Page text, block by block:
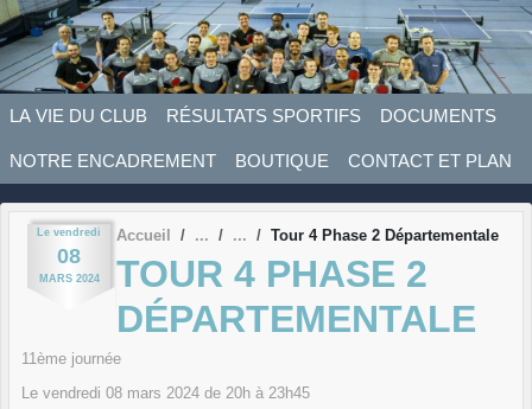
LA VIE DU CLUB RÉSULTATS SPORTIFS DOCUMENTS
NOTRE ENCADREMENT BOUTIQUE CONTACT ET PLAN
Le vendredi
08
MARS 2024
Accueil Tour 4 Phase 2 Départementale
TOUR 4 PHASE 2
DÉPARTEMENTALE
11ème journée
Le vendredi 08 mars 2024 de 20h à 23h45
Panneau de gestion des cookies